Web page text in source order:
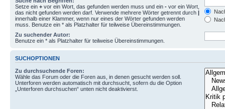
Setze ein + vor ein Wort, das gefunden werden muss und ein - vor ein Wort,
das nicht gefunden werden darf. Verwende mehrere Wörter getrennt durch |
innerhalb einer Klammer, wenn nur eines der Wörter gefunden werden
muss. Benutze ein * als Platzhalter für teilweise Übereinstimmungen.
Zu suchender Autor:
Benutze ein * als Platzhalter für teilweise Übereinstimmungen.
SUCHOPTIONEN
Zu durchsuchende Foren:
Wähle das Forum oder die Foren aus, in denen gesucht werden soll.
Unterforen werden automatisch mit durchsucht, sofern du die Option
„Unterforen durchsuchen“ unten nicht deaktivierst.